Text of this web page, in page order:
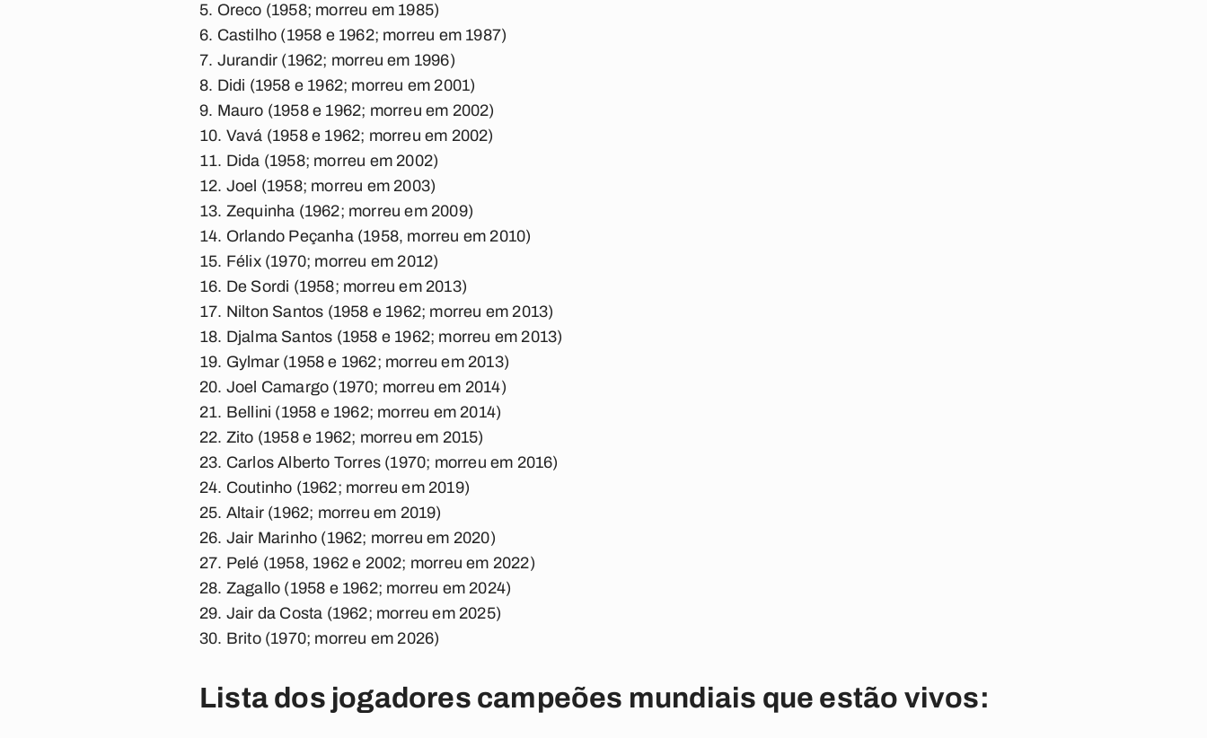
Oreco (1958; morreu em 1985)
Castilho (1958 e 1962; morreu em 1987)
Jurandir (1962; morreu em 1996)
Didi (1958 e 1962; morreu em 2001)
Mauro (1958 e 1962; morreu em 2002)
Vavá (1958 e 1962; morreu em 2002)
Dida (1958; morreu em 2002)
Joel (1958; morreu em 2003)
Zequinha (1962; morreu em 2009)
Orlando Peçanha (1958, morreu em 2010)
Félix (1970; morreu em 2012)
De Sordi (1958; morreu em 2013)
Nilton Santos (1958 e 1962; morreu em 2013)
Djalma Santos (1958 e 1962; morreu em 2013)
Gylmar (1958 e 1962; morreu em 2013)
Joel Camargo (1970; morreu em 2014)
Bellini (1958 e 1962; morreu em 2014)
Zito (1958 e 1962; morreu em 2015)
Carlos Alberto Torres (1970; morreu em 2016)
Coutinho (1962; morreu em 2019)
Altair (1962; morreu em 2019)
Jair Marinho (1962; morreu em 2020)
Pelé (1958, 1962 e 2002; morreu em 2022)
Zagallo (1958 e 1962; morreu em 2024)
Jair da Costa (1962; morreu em 2025)
Brito (1970; morreu em 2026)
Lista dos jogadores campeões mundiais que estão vivos: